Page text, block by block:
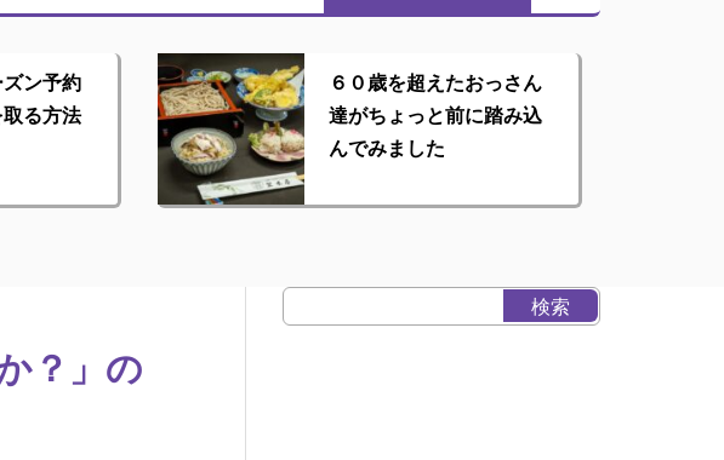
ン予約
る方法
６０歳を超えたおっさん
達がちょっと前に踏み込
んでみました
？」の